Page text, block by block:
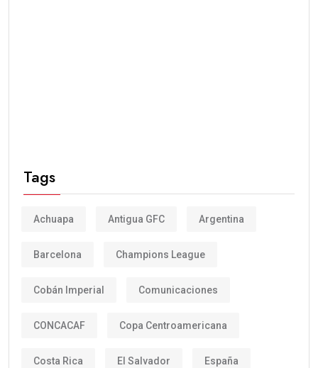
Tags
Achuapa Antigua GFC Argentina
Barcelona Champions League
Cobán Imperial Comunicaciones
CONCACAF Copa Centroamericana
Costa Rica El Salvador España